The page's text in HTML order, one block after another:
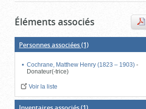
Éléments associés
Personnes associées(1)
Cochrane, Matthew Henry (1823 – 1903)-
Donateur(-trice)
Voir la liste